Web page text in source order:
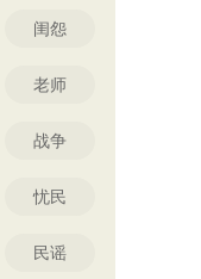
闺怨
老师
战争
忧民
民谣